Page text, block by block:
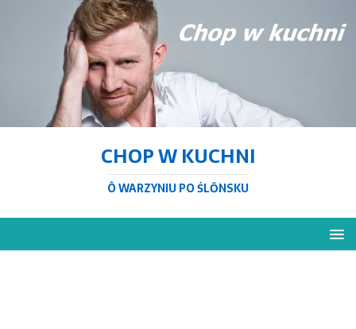
CHOP W KUCHNI
Ô WARZYNIU PO ŚLŌNSKU